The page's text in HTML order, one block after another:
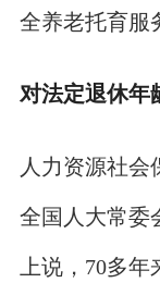
全养老托育服
对法定退休年
人力资源社会
全国人大常委
上说，70多